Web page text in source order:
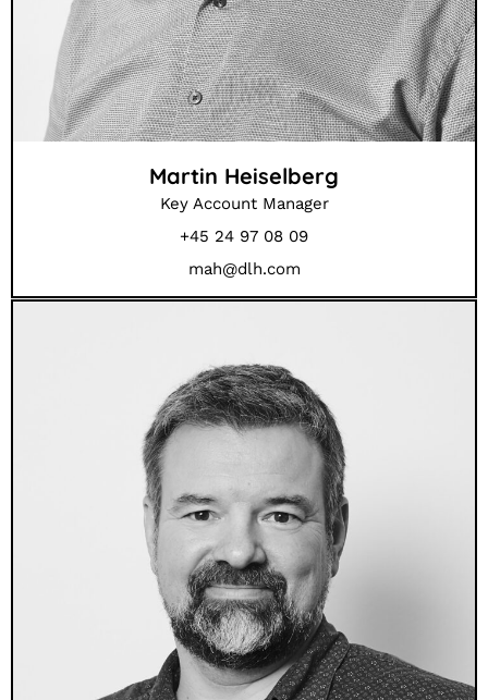
Martin Heiselberg
Key Account Manager
+45 24 97 08 09
mah@dlh.com